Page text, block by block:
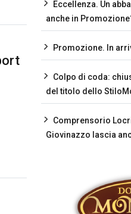
Eccellenza. Un
anche in
Promozione. In
Colpo di coda:
del titolo dello
Comprensorio
Giovinazzo lascia